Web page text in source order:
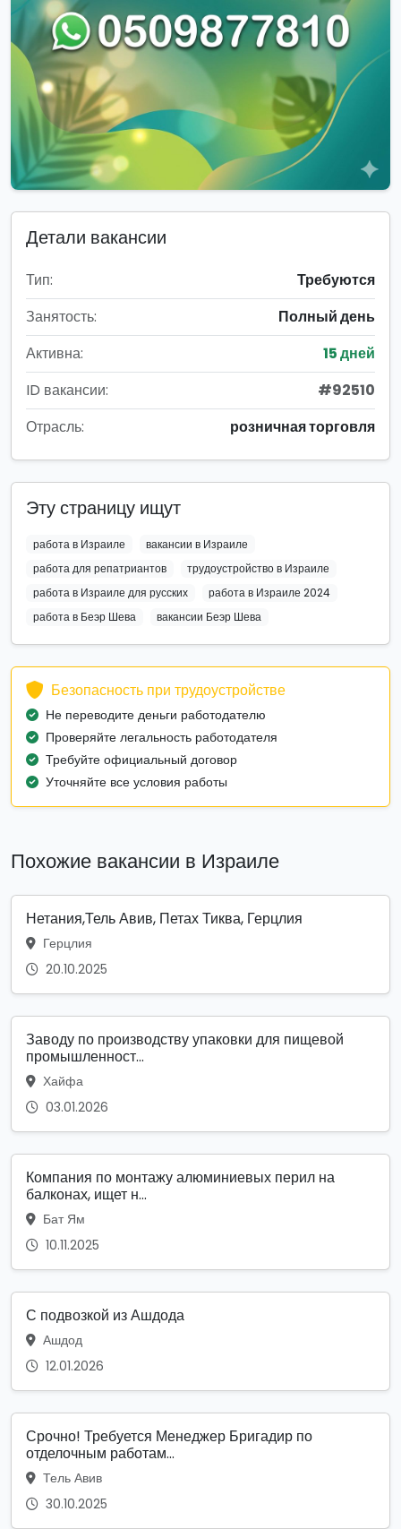
Детали вакансии
Тип:
Требуются
Занятость:
Полный день
Активна:
15 дней
ID вакансии:
#92510
Отрасль:
розничная торговля
Эту страницу ищут
работа в Израиле
вакансии в Израиле
работа для репатриантов
трудоустройство в Израиле
работа в Израиле для русских
работа в Израиле 2024
работа в Беэр Шева
вакансии Беэр Шева
Безопасность при трудоустройстве
Не переводите деньги работодателю
Проверяйте легальность работодателя
Требуйте официальный договор
Уточняйте все условия работы
Похожие вакансии в Израиле
Нетания,Тель Авив, Петах Тиква, Герцлия
Герцлия
20.10.2025
Заводу по производству упаковки для пищевой
промышленност...
Хайфа
03.01.2026
Компания по монтажу алюминиевых перил на
балконах, ищет н...
Бат Ям
10.11.2025
С подвозкой из Ашдода
Ашдод
12.01.2026
Срочно! Требуется Менеджер Бригадир по
отделочным работам...
Тель Авив
30.10.2025